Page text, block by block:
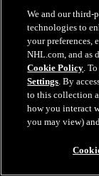
We and our third-
technologies to
your preferences,
NHL.com, and as
Cookie Policy.
Settings. By
to this collection
how you interact
you may view)